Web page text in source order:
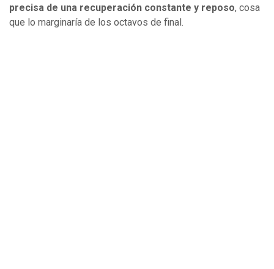
precisa de una recuperación constante y reposo, cosa
que lo marginaría de los octavos de final.